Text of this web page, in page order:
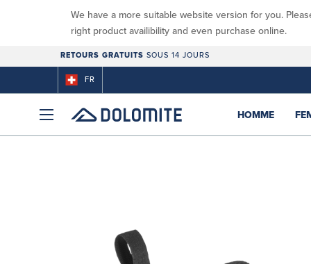
We have a more suitable website version for you.
right product availibility and even purchase online.
RETOURS GRATUITS SOUS 14 JOURS
FR
HOMME